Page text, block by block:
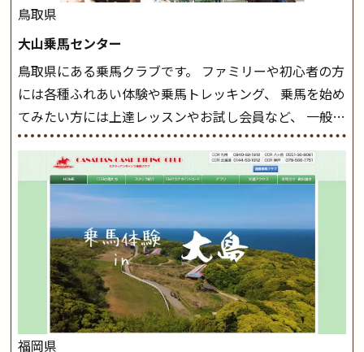
したら、 次は部班にて駈歩を含めた誘導練習を行いま
しょう。 ステップクラス ホップクラスまでに練習した
まとめをします。 三種歩法をマスターし、ワンランク上
の扶助操作や誘導方法を身につけましょう。 注意事項
◆馬場使用状況により、使用する馬場はこちらで決定い
たしますのでご了承ください ◆基本は雨天決行です
が、落雷・強風等のより、安全上急遽中止させていただ
く場合がございます。 ◆三木ホースランドパークの協議
会や講習会等により、一部レッスンが中止になる場合が
ございます。 その際、ご予約いただいている皆様には事
前にご連絡いたします。MIKIホーストレックのツアー
はこちら
鳥取県
大山乗馬センター
鳥取県にある乗馬クラブです。 ファミリーや初心者の方
には各種ふれあい体験や乗馬トレッキング、 乗馬を始め
てみたい方には上達レッスンやお試し会員など、 一般の
方に幅広くお楽しみいただける施設を目指しています。
また、お手軽（低価格）に会員になったり自分の馬を持
つことのできる乗馬クラブでもあり、 健康や趣味、スポ
ーツ競技として、老若男女様々な方が、日々乗馬をお楽
しみいただいています。 なお、ゴールデンウィークと夏
休み期間中は無休で営業していますので、ぜひご家族で
お越しください！大山乗馬センターの紹介記事はこち
福岡県